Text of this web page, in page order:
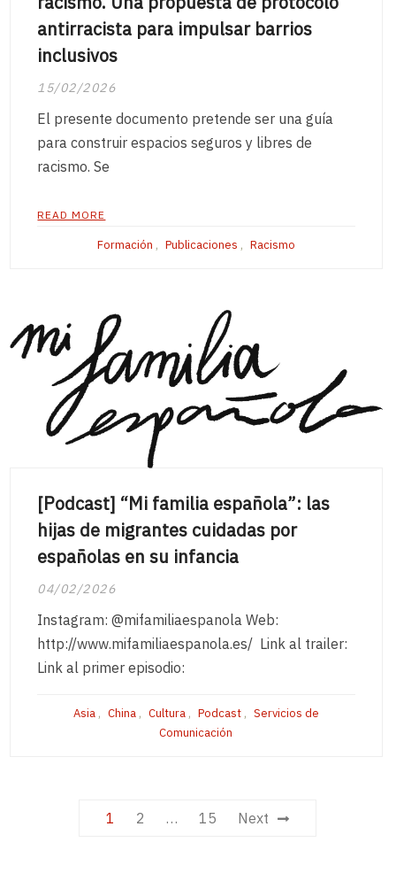
antirracista para impulsar barrios
inclusivos
15/02/2026
El presente documento pretende ser una guía
para construir espacios seguros y libres de
racismo. Se
READ MORE
Formación , Publicaciones , Racismo
[Podcast] “Mi familia española”: las
hijas de migrantes cuidadas por
españolas en su infancia
04/02/2026
Instagram: @mifamiliaespanola Web:
http://www.mifamiliaespanola.es/ Link al trailer:
Link al primer episodio:
Asia, China, Cultura, Podcast, Servicios de
Comunicación
1 2 … 15 Next